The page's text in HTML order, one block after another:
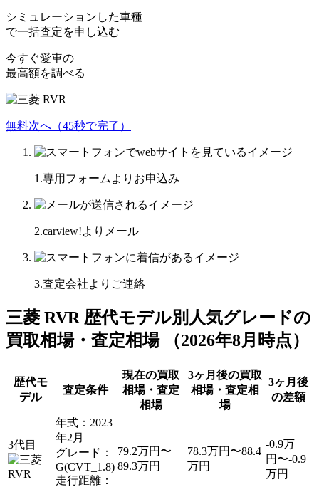
シミュレーションした車種
で一括査定を申し込む
今すぐ愛車の
最高額を調べる
無料次へ（45秒で完了）
1.専用フォームよりお申込み
2.carview!よりメール
3.査定会社よりご連絡
三菱 RVR 歴代モデル別人気グレードの
買取相場・査定相場
（2026年8月 時点）
歴代モ
デル
査定条件
現在の買取
相場・査定
相場
3ヶ月後の買取
相場・査定相
場
3ヶ月後
の差額
3代目
年式：2023
年2月
グレード：
G(CVT_1.8)
走行距離：
79.2万円〜
89.3万円
78.3万円〜88.4
万円
-0.9万
円〜-0.9
万円